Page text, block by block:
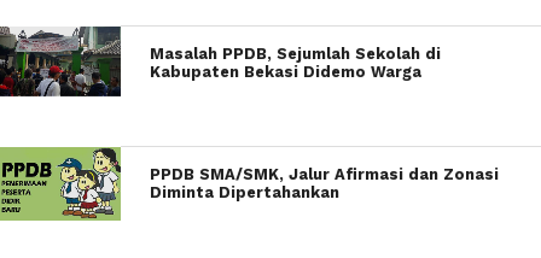
Masalah PPDB, Sejumlah Sekolah di
Kabupaten Bekasi Didemo Warga
PPDB SMA/SMK, Jalur Afirmasi dan Zonasi
Diminta Dipertahankan